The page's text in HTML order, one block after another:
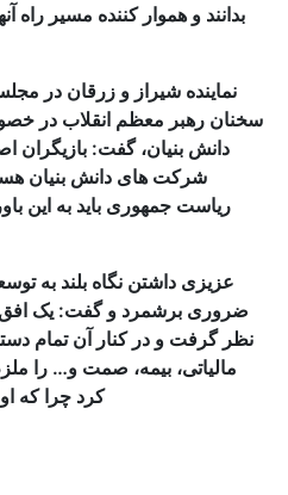
بدانند و هموار کننده مسیر راه
نماینده شیراز و زرقان در
سخنان رهبر معظم انقلاب در
شرکت های دانش بنیان
ریاست جمهوری باید به این
عزیزی داشتن نگاه بلند به
نظر گرفت و در کنار آن تمام
مالیاتی، بیمه، صمت و… را
کرد چرا که